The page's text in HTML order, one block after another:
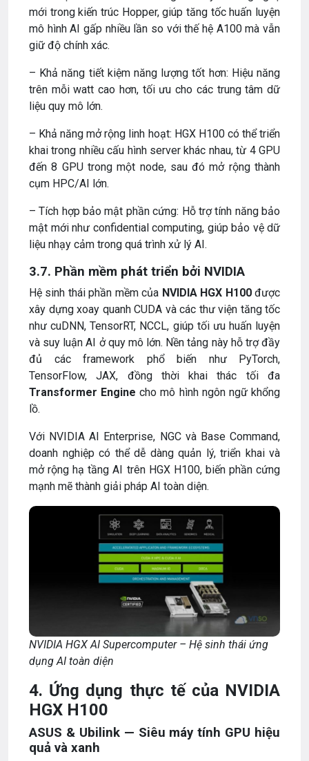
mới trong kiến trúc Hopper, giúp tăng tốc huấn luyện
mô hình AI gấp nhiều lần so với thế hệ A100 mà vẫn
giữ độ chính xác.
– Khả năng tiết kiệm năng lượng tốt hơn: Hiệu năng
trên mỗi watt cao hơn, tối ưu cho các trung tâm dữ
liệu quy mô lớn.
– Khả năng mở rộng linh hoạt: HGX H100 có thể triển
khai trong nhiều cấu hình server khác nhau, từ 4 GPU
đến 8 GPU trong một node, sau đó mở rộng thành
cụm HPC/AI lớn.
– Tích hợp bảo mật phần cứng: Hỗ trợ tính năng bảo
mật mới như confidential computing, giúp bảo vệ dữ
liệu nhạy cảm trong quá trình xử lý AI.
3.7. Phần mềm phát triển bởi NVIDIA
Hệ sinh thái phần mềm của NVIDIA HGX H100được
xây dựng xoay quanh CUDA và các thư viện tăng tốc
như cuDNN, TensorRT, NCCL, giúp tối ưu huấn luyện
và suy luận AI ở quy mô lớn. Nền tảng này hỗ trợ đầy
đủ các framework phổ biến như PyTorch,
TensorFlow, JAX, đồng thời khai thác tối đa
Transformer Engine cho mô hình ngôn ngữ khổng
lồ.
Với NVIDIA AI Enterprise, NGC và Base Command,
doanh nghiệp có thể dễ dàng quản lý, triển khai và
mở rộng hạ tầng AI trên HGX H100, biến phần cứng
mạnh mẽ thành giải pháp AI toàn diện.
NVIDIA HGX AI Supercomputer – Hệ sinh thái ứng
dụng AI toàn diện
4. Ứng dụng thực tế của NVIDIA
HGX H100
ASUS & Ubilink — Siêu máy tính GPU hiệu
quả và xanh